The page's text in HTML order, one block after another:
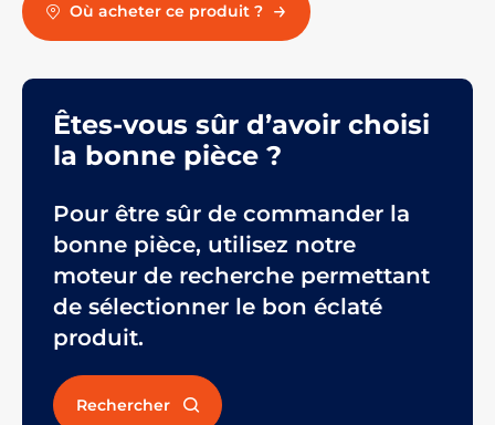
Où acheter ce produit ?
Êtes-vous sûr d’avoir choisi
la bonne pièce ?
Pour être sûr de commander la
bonne pièce, utilisez notre
moteur de recherche permettant
de sélectionner le bon éclaté
produit.
Rechercher